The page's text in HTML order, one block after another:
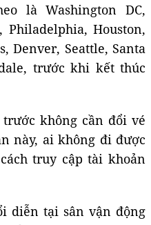
là Washington DC,
Philadelphia, Houston,
Denver, Seattle, Santa
trước khi kết thúc
không cần đổi vé
này, ai không đi được
truy cập tài khoản
diễn tại sân vận động